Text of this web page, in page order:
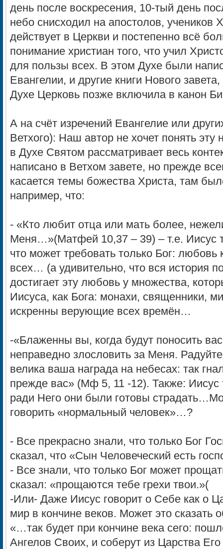
день после воскресения, 10-тый день
небо снисходил на апостолов, учеников
действует в Церкви и постепенно всё
понимание христиан того, что учил
для пользы всех. В этом Духе были
Евангелии, и другие книги Нового
Духе Церковь позже включила в канон
А на счёт изречений Евангелие или
Ветхого): Наш автор не хочет понять эту
в Духе Святом рассматривает весь
написано в Ветхом завете, но прежде
касается темы божества Христа, там
например, что:
- «Кто любит отца или мать более,
Меня…»(Матфей 10,37 – 39) – т.е. Иисус
что может требовать только Бог:
всех… (а удивительно, что вся история
достигает эту любовь у множества,
Иисуса, как Бога: монахи, священники,
искренны верующие всех времён…
-«Блаженны вы, когда будут поносить
неправедно злословить за Меня.
велика ваша награда на небесах: так
прежде вас» (Мф 5, 11 -12). Также: Иисус
ради Него они были готовы
говорить «нормальный человек»…?
- Все прекрасно знали, что только Бог
сказал, что «Сын Человеческий есть
- Все знали, что только Бог может
сказал: «прощаются тебе грехи твои.»(
-Или- Даже Иисус говорит о Себе как о
мир в кончине веков. Может это сказать
«…так будет при кончине века сего:
Ангелов Своих, и соберут из Царства